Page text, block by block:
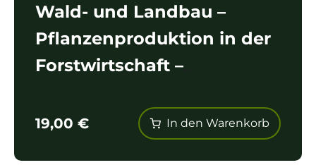
Wald- und Landbau –
Pflanzenproduktion in der
Forstwirtschaft –
19,00 € In den Warenkorb